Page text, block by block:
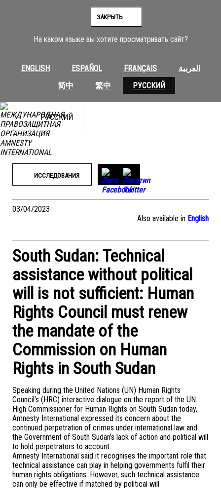
На каком языке вы хотите просматривать сайт?
ENGLISH ESPAÑOL FRANÇAIS
العربية
简中
繁中 РУССКИЙ
ЗАКРЫТЬ
РУССКИЙ
ИССЛЕДОВАНИЯ
03/04/2023
Also available in English
South Sudan: Technical
assistance without political
will is not sufficient: Human
Rights Council must renew
the mandate of the
Commission on Human
Rights in South Sudan
Speaking during the United Nations (UN) Human Rights
Council’s (HRC) interactive dialogue on the report of the UN
High Commissioner for Human Rights on South Sudan today,
Amnesty International expressed its concern about the
continued perpetration of crimes under international law and
the Government of South Sudan’s lack of action and political will
to hold perpetrators to account.
Amnesty International said it recognises the important role that
technical assistance can play in helping governments fulfil their
human rights obligations. However, such technical assistance
can only be effective if matched by political will